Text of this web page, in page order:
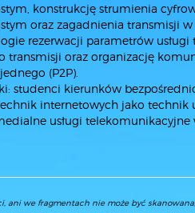
konstrukcję strumienia
oraz zagadnienia transmisji
rezerwacji parametrów
transmisji oraz organizację
(P2P).
studenci kierunków
internetowych jako technik
usługi
ani we fragmentach nie może być